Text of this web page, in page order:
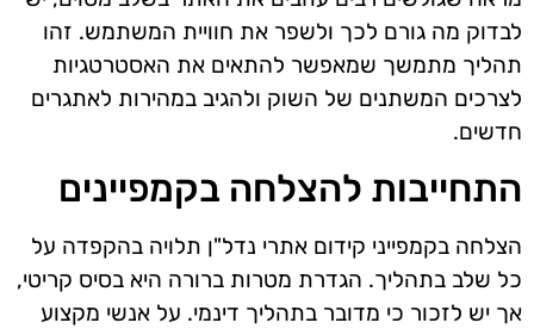
לבדוק מה גורם לכך ולשפר את חוויית המשתמש. זהו
תהליך מתמשך שמאפשר להתאים את האסטרטגיות
לצרכים המשתנים של השוק ולהגיב במהירות לאתגרים
חדשים.
התחייבות להצלחה בקמפיינים
הצלחה בקמפייני קידום אתרי נדל"ן תלויה בהקפדה על
כל שלב בתהליך. הגדרת מטרות ברורה היא בסיס קריטי,
אך יש לזכור כי מדובר בתהליך דינמי. על אנשי מקצוע